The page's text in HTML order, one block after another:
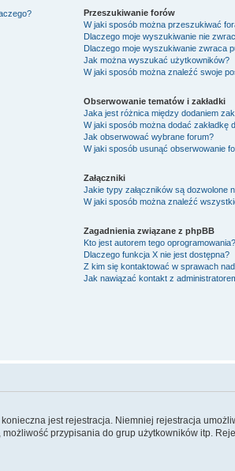
Przeszukiwanie forów
W jaki sposób można przeszukiwać
Dlaczego moje wyszukiwanie nie
Dlaczego moje wyszukiwanie zwraca
Jak można wyszukać użytkowników?
W jaki sposób można znaleźć swoje
Obserwowanie tematów i zakładki
Jaka jest różnica między dodaniem
W jaki sposób można dodać
Jak obserwować wybrane forum?
W jaki sposób usunąć obserwowanie
Załączniki
Jakie typy załączników są dozwolone
W jaki sposób można znaleźć
Zagadnienia związane z phpBB
Kto jest autorem tego oprogramowania?
Dlaczego funkcja X nie jest dostępna?
Z kim się kontaktować w sprawach
Jak nawiązać kontakt z
jest rejestracja. Niemniej rejestracja
przypisania do grup użytkowników itp.